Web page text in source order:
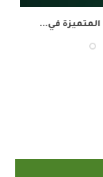
المتميزة في...